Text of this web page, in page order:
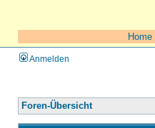
Home
Anmelden
Foren-Übersicht